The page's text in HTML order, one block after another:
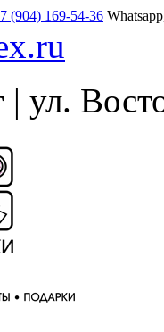
(904) 169-54-36
| ул.